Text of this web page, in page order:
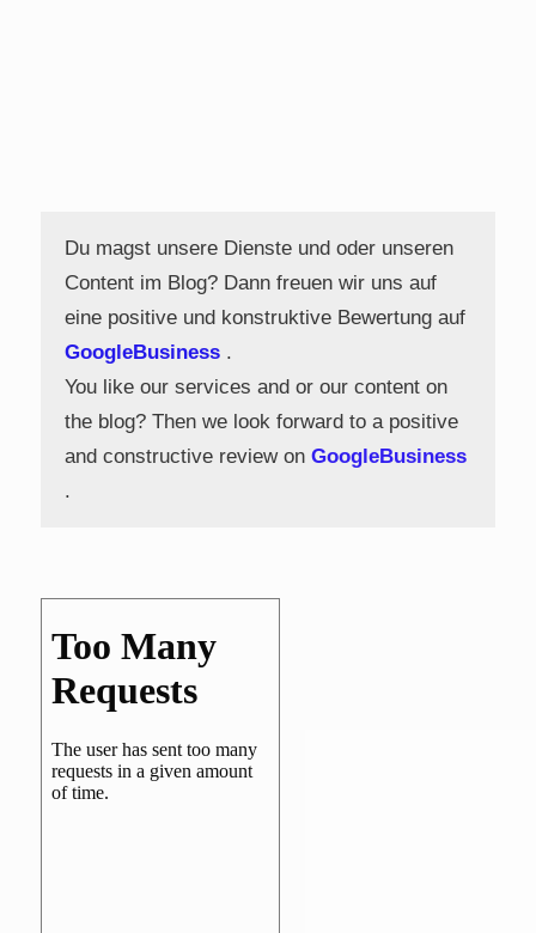
Du magst unsere Dienste und oder unseren
Content im Blog? Dann freuen wir uns auf
eine positive und konstruktive Bewertung auf
GoogleBusiness .
You like our services and or our content on
the blog? Then we look forward to a positive
and constructive review on GoogleBusiness
.